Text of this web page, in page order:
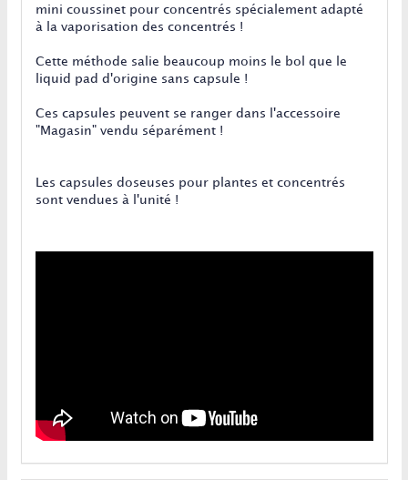
mini coussinet pour concentrés spécialement adapté
à la vaporisation des concentrés !
Cette méthode salie beaucoup moins le bol que le
liquid pad d'origine sans capsule !
Ces capsules peuvent se ranger dans l'accessoire
"Magasin" vendu séparément !
Les capsules doseuses pour plantes et concentrés
sont vendues à l'unité !